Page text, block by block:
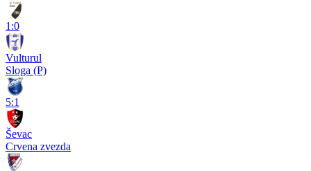
1:0
Vulturul
Sloga (P)
5:1
Ševac
Crvena zvezda